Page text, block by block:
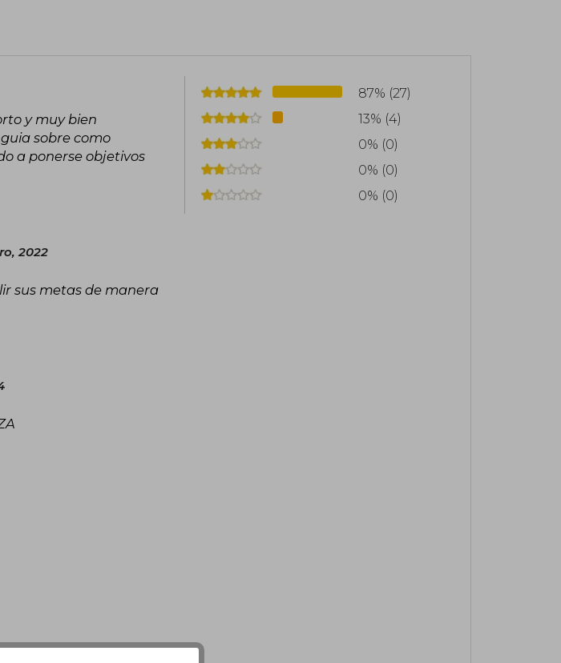
Metas que a veces habían permanecido inalcanzadas durante años
y muy bien
sobre como
a ponerse objetivos
2022
sus metas de manera
gracias al equipo
87% (27)
13% (4)
0% (0)
0% (0)
0% (0)